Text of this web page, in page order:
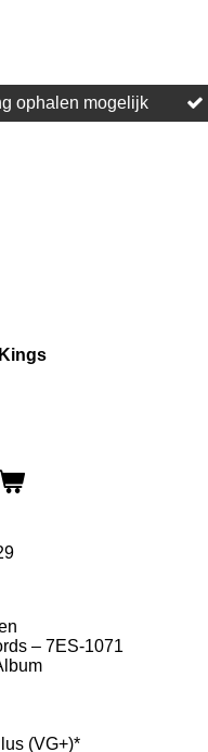
ophalen mogelijk
– 7ES-1071
(VG+)*